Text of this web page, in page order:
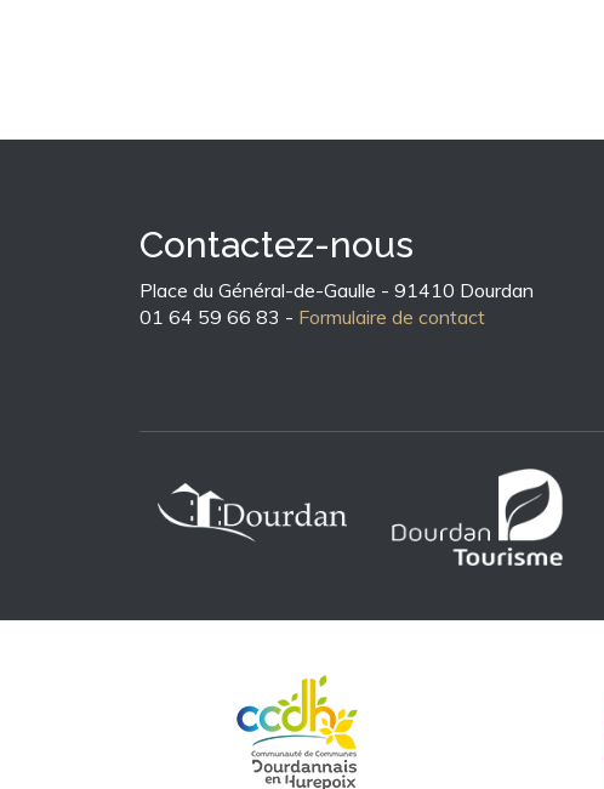
Contactez-nous
Place du Général-de-Gaulle - 91410 Dourdan
01 64 59 66 83 - Formulaire de contact